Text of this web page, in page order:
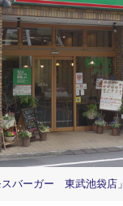
バーガー 東武池袋店」